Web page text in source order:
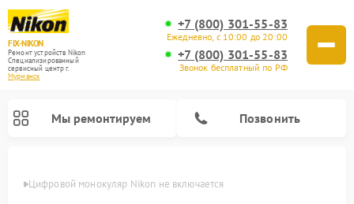
FIX-NIKON
Ремонт устройств Nikon
Специализированный
cервисный центр г.
Мурманск
+7 (800) 301-55-83
Ежедневно, с 10:00 до 20:00
+7 (800) 301-55-83
Звонок бесплатный по РФ
Мы ремонтируем Позвонить
Цифровой монокуляр Nikon не включается